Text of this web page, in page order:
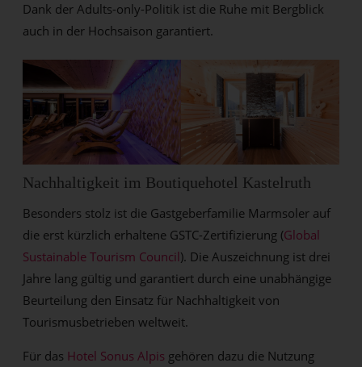
Dank der Adults-only-Politik ist die Ruhe mit Bergblick
auch in der Hochsaison garantiert.
Nachhaltigkeit im Boutiquehotel Kastelruth
Besonders stolz ist die Gastgeberfamilie Marmsoler auf
die erst kürzlich erhaltene GSTC-Zertifizierung (Global
Sustainable Tourism Council). Die Auszeichnung ist drei
Jahre lang gültig und garantiert durch eine unabhängige
Beurteilung den Einsatz für Nachhaltigkeit von
Tourismusbetrieben weltweit.
Für das Hotel Sonus Alpis gehören dazu die Nutzung